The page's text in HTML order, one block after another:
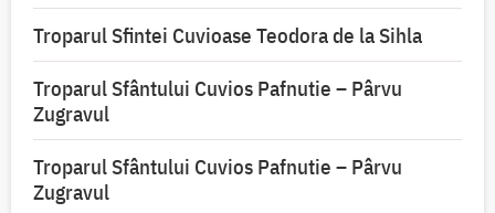
Troparul Sfintei Cuvioase Teodora de la Sihla
Troparul Sfântului Cuvios Pafnutie – Pârvu
Zugravul
Troparul Sfântului Cuvios Pafnutie – Pârvu
Zugravul